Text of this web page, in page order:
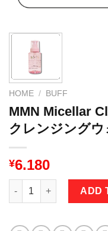
HOME / BUFF
MMN Micellar
クレンジングウ
¥6.180
MMN Micellar
ADD